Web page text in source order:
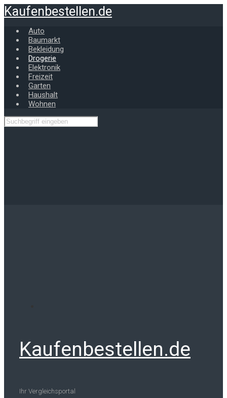
Zum
Hauptinhalt
springen
Kaufenbestellen.de
Auto
Baumarkt
Bekleidung
Drogerie
Elektronik
Freizeit
Garten
Haushalt
Wohnen
Kaufenbestellen.de
Ihr Vergleichsportal